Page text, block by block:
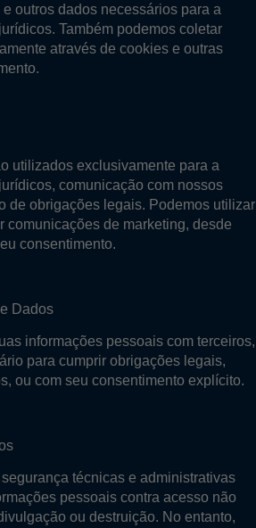
outros dados necessários para a
Também podemos coletar
através de cookies e outras
utilizados exclusivamente para a
comunicação com nossos
de obrigações legais. Podemos utilizar
comunicações de marketing, desde
consentimento.
Dados
informações pessoais com terceiros,
para cumprir obrigações legais,
ou com seu consentimento explícito.
técnicas e administrativas
pessoais contra acesso não
ou destruição. No entanto,